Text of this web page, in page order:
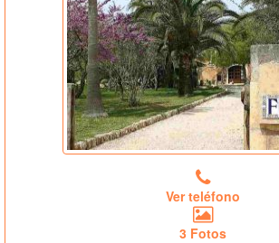
Ver teléfono
3 Fotos